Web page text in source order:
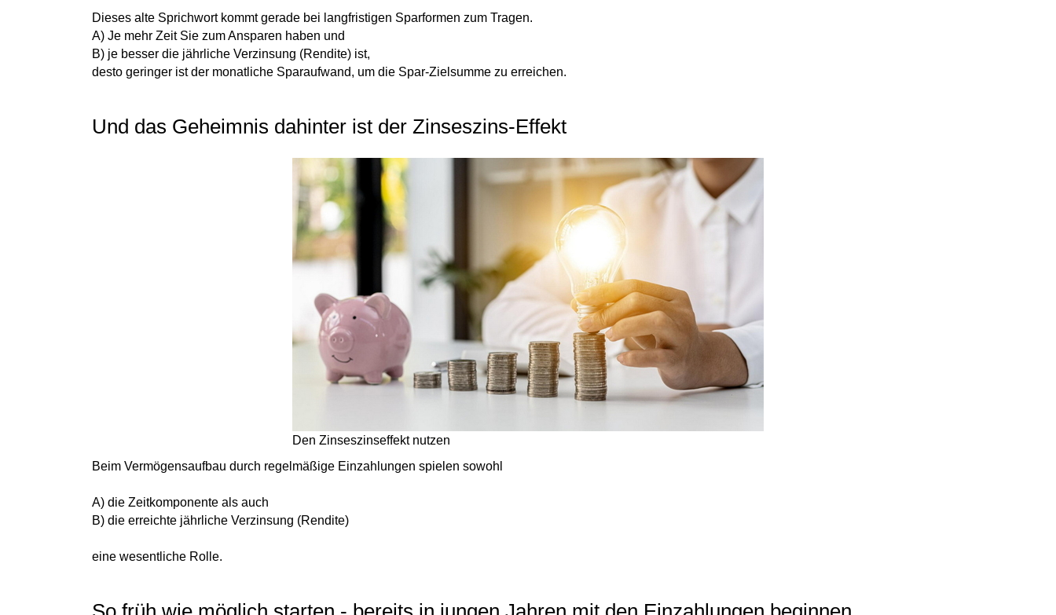
Dieses alte Sprichwort kommt gerade bei langfristigen Sparformen zum Tragen.
A) Je mehr Zeit Sie zum Ansparen haben und
B) je besser die jährliche Verzinsung (Rendite) ist,
desto geringer ist der monatliche Sparaufwand, um die Spar-Zielsumme zu erreichen.
Und das Geheimnis dahinter ist der Zinseszins-Effekt
Den Zinseszinseffekt nutzen
Beim Vermögensaufbau durch regelmäßige Einzahlungen spielen sowohl
A) die Zeitkomponente als auch
B) die erreichte jährliche Verzinsung (Rendite)
eine wesentliche Rolle.